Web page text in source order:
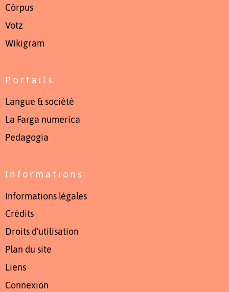
Còrpus
Votz
Wikigram
Portails
Langue & société
La Farga numerica
Pedagogia
Informations
Informations légales
Crédits
Droits d'utilisation
Plan du site
Liens
Connexion